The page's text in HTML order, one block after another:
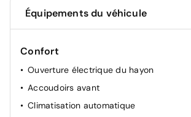
Équipements du véhicule
Confort
Ouverture électrique du hayon
Accoudoirs avant
Climatisation automatique